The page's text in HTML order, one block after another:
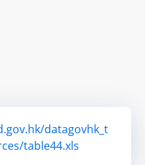
datagovhk_t
table44.xls